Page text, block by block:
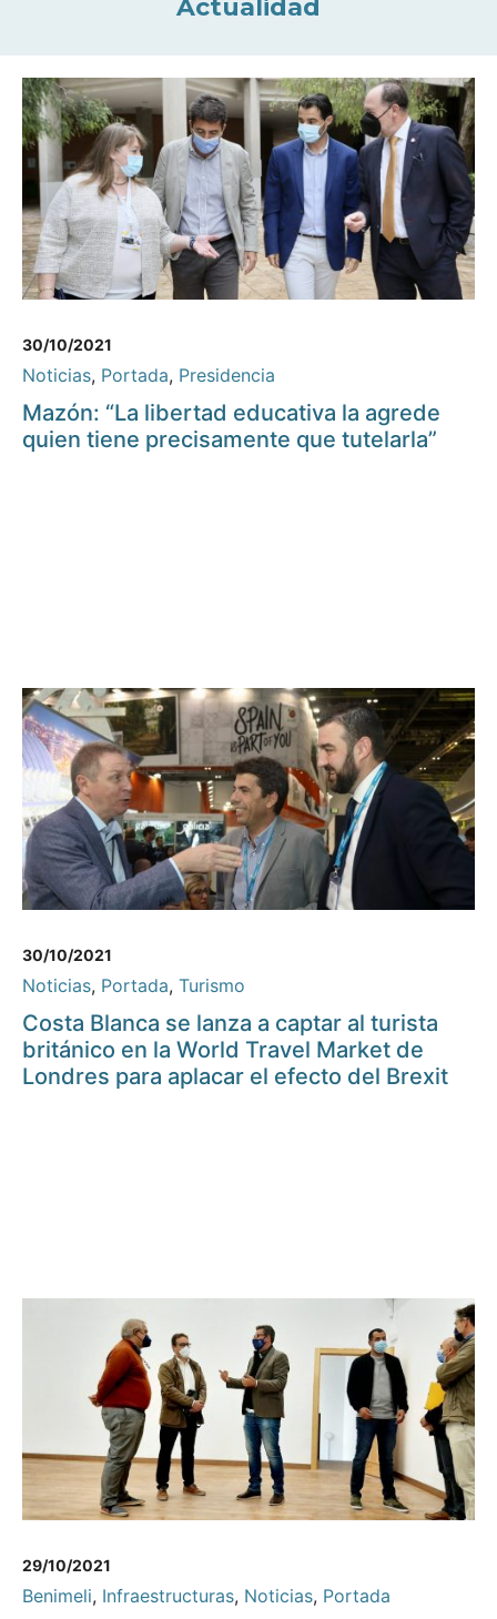
Actualidad
30/10/2021
Noticias, Portada, Presidencia
Mazón: “La libertad educativa la agrede
quien tiene precisamente que tutelarla”
30/10/2021
Noticias, Portada, Turismo
Costa Blanca se lanza a captar al turista
británico en la World Travel Market de
Londres para aplacar el efecto del Brexit
29/10/2021
Benimeli, Infraestructuras, Noticias, Portada